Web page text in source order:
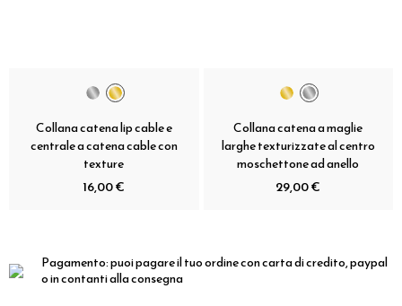
Collana catena lip cable e
centrale a catena cable con
texture
16,00 €
Collana catena a maglie
larghe texturizzate al centro
moschettone ad anello
29,00 €
Pagamento:puoi pagare il tuo ordine con carta di credito, paypal
o in contanti alla consegna